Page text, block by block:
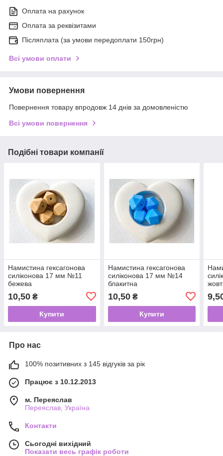
Оплата на рахунок
Оплата за реквізитами
Післяплата (за умови передоплати 150грн)
Всі умови оплати
Умови повернення
Повернення товару впродовж 14 днів за домовленістю
Всі умови повернення
Подібні товари компанії
Намистина гексагонова
силіконова 17 мм №11
бежева
10,50 ₴
Купити
Намистина гексагонова
силіконова 17 мм №14
блакитна
10,50₴
Купити
Про нас
100% позитивних з 145 відгуків за рік
Працює з 10.12.2013
м. Переяслав
Переяслав, Україна
Контакти
Сьогодні вихідний
Показати весь графік роботи